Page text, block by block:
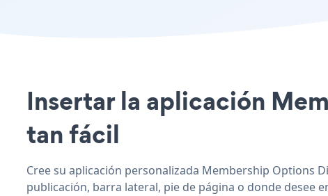
Insertar la aplicación
tan fácil
Cree su aplicación personalizada Membership Options
publicación, barra lateral, pie de página o donde desee